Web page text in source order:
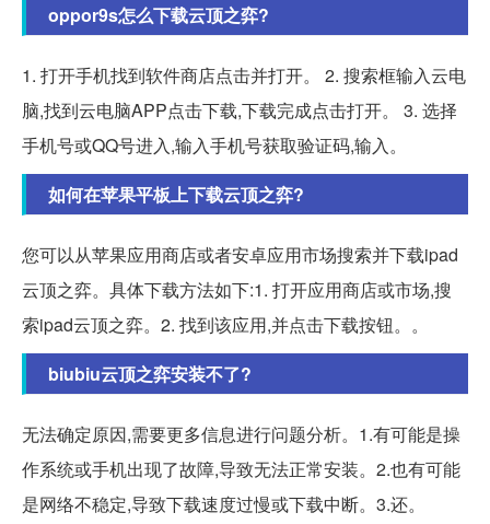
oppor9s怎么下载云顶之弈?
1. 打开手机找到软件商店点击并打开。 2. 搜索框输入云电
脑,找到云电脑APP点击下载,下载完成点击打开。 3. 选择
手机号或QQ号进入,输入手机号获取验证码,输入。
如何在苹果平板上下载云顶之弈?
您可以从苹果应用商店或者安卓应用市场搜索并下载ipad
云顶之弈。具体下载方法如下:1. 打开应用商店或市场,搜
索ipad云顶之弈。2. 找到该应用,并点击下载按钮。。
biubiu云顶之弈安装不了?
无法确定原因,需要更多信息进行问题分析。1.有可能是操
作系统或手机出现了故障,导致无法正常安装。2.也有可能
是网络不稳定,导致下载速度过慢或下载中断。3.还。